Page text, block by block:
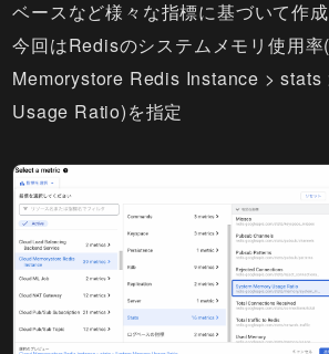
ベースなど様々な指標に基づいて作成
今回はRedisのシステムメモリ使用
Memorystore Redis Instance > stats
Usage Ratio)を指定